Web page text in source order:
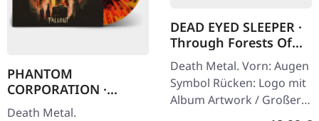
PHANTOM
CORPORATION ·
Fallout | FIRE
Death Metal.
DEAD EYED SLEEPER ·
Through Forests Of
Nonentities Bug Zip |
HSW ZIP L
Death Metal. Vorn: Augen
Symbol Rücken: Logo mit
Album Artwork / Großer
stilisierter Käfer 80%